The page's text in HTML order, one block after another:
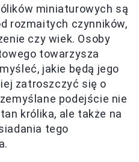
miniaturowych są
rozmaitych czynników,
czy wiek. Osoby
towarzysza
jakie będą jego
zatroszczyć się o
podejście nie
królika, ale także na
tego